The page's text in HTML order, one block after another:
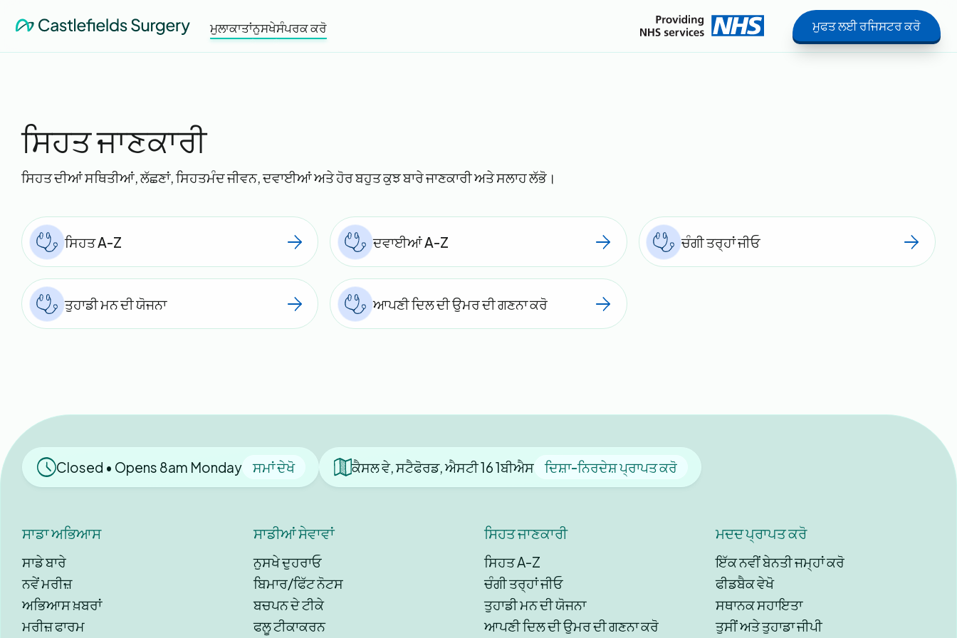
ਮੁਲਾਕਾਤਾਂਨੁਸਖੇਸੰਪਰਕ ਕਰੋ ਮੁਫਤ ਲਈ ਰਜਿਸਟਰ ਕਰੋ
ਸਿਹਤ ਜਾਣਕਾਰੀ
ਸਿਹਤ ਦੀਆਂ ਸਥਿਤੀਆਂ, ਲੱਛਣਾਂ, ਸਿਹਤਮੰਦ ਜੀਵਨ, ਦਵਾਈਆਂ ਅਤੇ ਹੋਰ ਬਹੁਤ ਕੁਝ ਬਾਰੇ ਜਾਣਕਾਰੀ ਅਤੇ ਸਲਾਹ ਲੱਭੋ।
ਸਿਹਤ A-Z ਦਵਾਈਆਂ A-Z ਚੰਗੀ ਤਰ੍ਹਾਂ ਜੀਓ
ਤੁਹਾਡੀ ਮਨ ਦੀ ਯੋਜਨਾ ਆਪਣੀ ਦਿਲ ਦੀ ਉਮਰ ਦੀ ਗਣਨਾ ਕਰੋ
Closed • Opens 8am Monday ਸਮਾਂ ਦੇਖੋ ਕੈਸਲ ਵੇ, ਸਟੈਫੋਰਡ, ਐਸਟੀ 16 1ਬੀਐਸ ਦਿਸ਼ਾ-ਨਿਰਦੇਸ਼ ਪ੍ਰਾਪਤ ਕਰੋ
ਸਾਡਾ ਅਭਿਆਸ
ਸਾਡੇ ਬਾਰੇ
ਨਵੇਂ ਮਰੀਜ਼
ਅਭਿਆਸ ਖ਼ਬਰਾਂ
ਮਰੀਜ਼ ਫਾਰਮ
ਸਾਡੀਆਂ ਸੇਵਾਵਾਂ
ਨੁਸਖੇ ਦੁਹਰਾਓ
ਬਿਮਾਰ/ਫਿੱਟ ਨੋਟਸ
ਬਚਪਨ ਦੇ ਟੀਕੇ
ਫਲੂ ਟੀਕਾਕਰਨ
ਸਿਹਤ ਜਾਣਕਾਰੀ
ਸਿਹਤ A-Z
ਚੰਗੀ ਤਰ੍ਹਾਂ ਜੀਓ
ਤੁਹਾਡੀ ਮਨ ਦੀ ਯੋਜਨਾ
ਆਪਣੀ ਦਿਲ ਦੀ ਉਮਰ ਦੀ ਗਣਨਾ ਕਰੋ
ਮਦਦ ਪ੍ਰਾਪਤ ਕਰੋ
ਇੱਕ ਨਵੀਂ ਬੇਨਤੀ ਜਮ੍ਹਾਂ ਕਰੋ
ਫੀਡਬੈਕ ਵੇਖੋ
ਸਥਾਨਕ ਸਹਾਇਤਾ
ਤੁਸੀਂ ਅਤੇ ਤੁਹਾਡਾ ਜੀਪੀ